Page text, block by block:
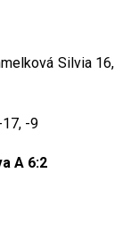
Silvia 16,
-9
A 6:2